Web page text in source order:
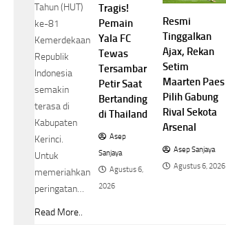
Tahun (HUT)
ke-81
Kemerdekaan
Republik
Indonesia
semakin
terasa di
Kabupaten
Kerinci.
Untuk
memeriahkan
peringatan…
Read More..
Tragis!
Pemain
Yala FC
Tewas
Tersambar
Petir Saat
Bertanding
di Thailand
Asep
Sanjaya
Agustus 6,
2026
Resmi
Tinggalkan
Ajax, Rekan
Setim
Maarten Paes
Pilih Gabung
Rival Sekota
Arsenal
Asep Sanjaya
Agustus 6, 2026